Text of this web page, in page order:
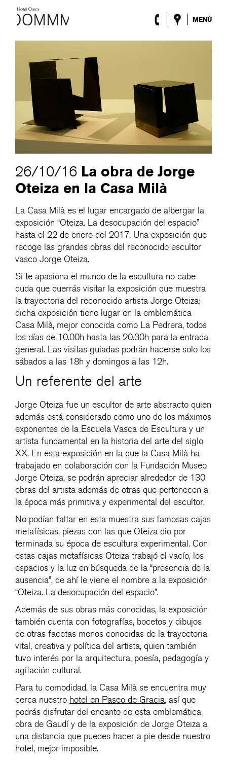
MENÚ
El Hotel
Roca Barcelona
Terraza
Lobby & Club
Eventos
Promociones
Blog
26/10/16 La obra de Jorge
Oteiza en la Casa Milà
La Casa Milà es el lugar encargado de albergar la
exposición “Oteiza. La desocupación del espacio”
hasta el 22 de enero del 2017. Una exposición que
recoge las grandes obras del reconocido escultor
vasco Jorge Oteiza.
Si te apasiona el mundo de la escultura no cabe
duda que querrás visitar la exposición que muestra
la trayectoria del reconocido artista Jorge Oteiza;
dicha exposición tiene lugar en la emblemática
Casa Milà, mejor conocida como La Pedrera, todos
los días de 10.00h hasta las 20.30h para la entrada
general. Las visitas guiadas podrán hacerse solo los
sábados a las 18h y domingos a las 12h.
Un referente del arte
Jorge Oteiza fue un escultor de arte abstracto quien
además está considerado como uno de los máximos
exponentes de la Escuela Vasca de Escultura y un
artista fundamental en la historia del arte del siglo
XX. En esta exposición en la que la Casa Milà ha
trabajado en colaboración con la Fundación Museo
Jorge Oteiza, se podrán apreciar alrededor de 130
obras del artista además de otras que pertenecen a
la época más primitiva y experimental del escultor.
No podían faltar en esta muestra sus famosas cajas
metafísicas, piezas con las que Oteiza dio por
terminada su época de escultura experimental. Con
estas cajas metafísicas Oteiza trabajó el vacío, los
espacios y la luz en búsqueda de la “presencia de la
ausencia”, de ahí le viene el nombre a la exposición
“Oteiza. La desocupación del espacio”.
Además de sus obras más conocidas, la exposición
también cuenta con fotografías, bocetos y dibujos
de otras facetas menos conocidas de la trayectoria
vital, creativa y política del artista, quien también
tuvo interés por la arquitectura, poesía, pedagogía y
agitación cultural.
Para tu comodidad, la Casa Milà se encuentra muy
cerca nuestro hotel en Paseo de Gracia, así que
podrás disfrutar del encanto de esta emblemática
obra de Gaudí y de la exposición de Jorge Oteiza a
una distancia que puedes hacer a pie desde nuestro
hotel, mejor imposible.